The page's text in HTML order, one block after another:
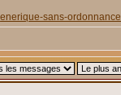
sans-ordonnance